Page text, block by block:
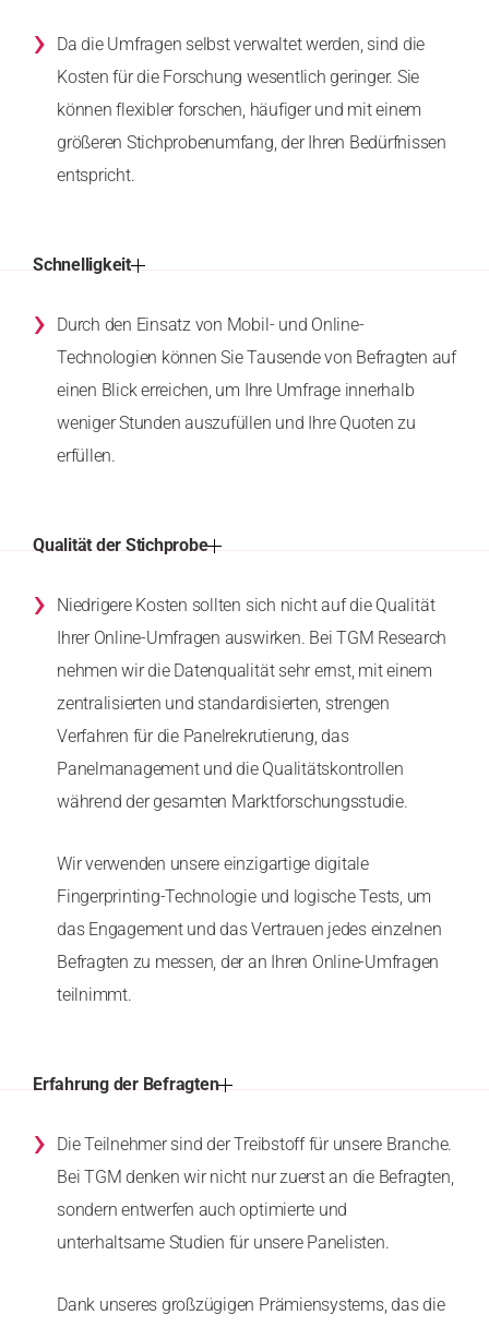
›
Da die Umfragen selbst verwaltet werden, sind die
Kosten für die Forschung wesentlich geringer. Sie
können flexibler forschen, häufiger und mit einem
größeren Stichprobenumfang, der Ihren Bedürfnissen
entspricht.
Schnelligkeit
›
Durch den Einsatz von Mobil- und Online-
Technologien können Sie Tausende von Befragten auf
einen Blick erreichen, um Ihre Umfrage innerhalb
weniger Stunden auszufüllen und Ihre Quoten zu
erfüllen.
Qualität der Stichprobe
›
Niedrigere Kosten sollten sich nicht auf die Qualität
Ihrer Online-Umfragen auswirken. Bei TGM Research
nehmen wir die Datenqualität sehr ernst, mit einem
zentralisierten und standardisierten, strengen
Verfahren für die Panelrekrutierung, das
Panelmanagement und die Qualitätskontrollen
während der gesamten Marktforschungsstudie.
Wir verwenden unsere einzigartige digitale
Fingerprinting-Technologie und logische Tests, um
das Engagement und das Vertrauen jedes einzelnen
Befragten zu messen, der an Ihren Online-Umfragen
teilnimmt.
Erfahrung der Befragten
›
Die Teilnehmer sind der Treibstoff für unsere Branche.
Bei TGM denken wir nicht nur zuerst an die Befragten,
sondern entwerfen auch optimierte und
unterhaltsame Studien für unsere Panelisten.
Dank unseres großzügigen Prämiensystems, das die